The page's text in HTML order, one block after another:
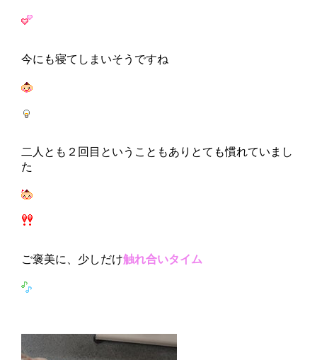
今にも寝てしまいそうですね
二人とも２回目ということもありとても慣れていまし
た
ご褒美に、少しだけ触れ合いタイム